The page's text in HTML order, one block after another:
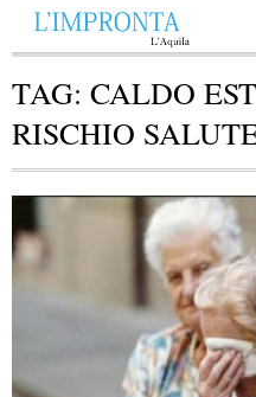
TAG: CALDO
RISCHIO